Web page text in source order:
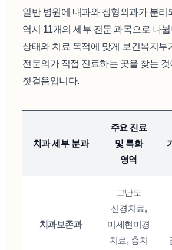
일반 병원에 내과와 정형외과가 분리
역시 11개의 세부 전문 과목으로 나
상태와 치료 목적에 맞게 보건복지부
전문의가 직접 진료하는 곳을 찾는
첫걸음입니다.
치과 세부 분과
주요 진료
및 특화
영역
치과보존과
고난도
신경치료,
미세현미경
치료, 충치